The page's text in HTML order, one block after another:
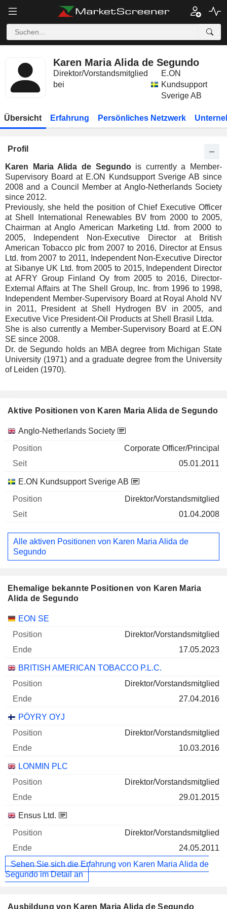
Karen Maria Alida de Segundo
Direktor/Vorstandsmitglied
bei
E.ON
Kundsupport
Sverige AB
Übersicht Erfahrung Persönliches Netzwerk
Profil
Karen Maria Alida de Segundois currently a Member-
Supervisory Board at E.ON Kundsupport Sverige AB since
2008 and a Council Member at Anglo-Netherlands Society
since 2012.
Previously, she held the position of Chief Executive Officer
at Shell International Renewables BV from 2000 to 2005,
Chairman at Anglo American Marketing Ltd. from 2000 to
2005, Independent Non-Executive Director at British
American Tobacco plc from 2007 to 2016, Director at Ensus
Ltd. from 2007 to 2011, Independent Non-Executive Director
at Sibanye UK Ltd. from 2005 to 2015, Independent Director
at AFRY Group Finland Oy from 2005 to 2016, Director-
External Affairs at The Shell Group, Inc. from 1996 to 1998,
Independent Member-Supervisory Board at Royal Ahold NV
in 2011, President at Shell Hydrogen BV in 2005, and
Executive Vice President-Oil Products at Shell Brasil Ltda.
She is also currently a Member-Supervisory Board at E.ON
SE since 2008.
Dr. de Segundo holds an MBA degree from Michigan State
University (1971) and a graduate degree from the University
of Leiden (1970).
Aktive Positionen von Karen Maria Alida de Segundo
Unternehmen Position Beginn
Anglo-Netherlands Society
Corporate Officer/Principal
05.01.2011
E.ON Kundsupport Sverige AB
Direktor/Vorstandsmitglied
01.04.2008
Alle aktiven Positionen von Karen Maria Alida de
Segundo
Ehemalige bekannte Positionen von Karen Maria
Alida de Segundo
Unternehmen
EON SE
Direktor/Vorstandsmitglied
17.05.2023
BRITISH AMERICAN TOBACCO P.L.C.
Direktor/Vorstandsmitglied
27.04.2016
PÖYRY OYJ
Direktor/Vorstandsmitglied
10.03.2016
LONMIN PLC
Direktor/Vorstandsmitglied
29.01.2015
Ensus Ltd.
Direktor/Vorstandsmitglied
24.05.2011
Sehen Sie sich die Erfahrung von Karen Maria Alida de
Segundo im Detail an
Ausbildung von Karen Maria Alida de Segundo